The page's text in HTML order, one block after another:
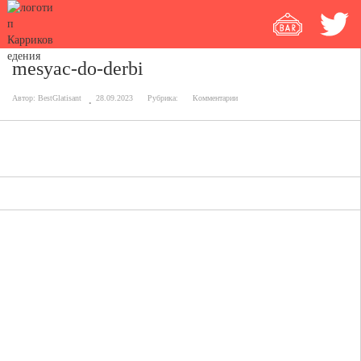
mesyac-do-derbi
Автор: BestGlatisant 28.09.2023 Рубрика: Комментарии